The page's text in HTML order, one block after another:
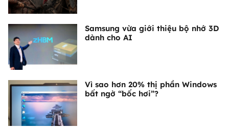
Samsung vừa giới thiệu bộ nhớ 3D
dành cho AI
Vì sao hơn 20% thị phần Windows
bất ngờ “bốc hơi”?